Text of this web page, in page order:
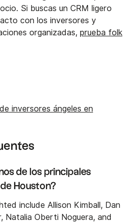
Si buscas un CRM ligero
con los inversores y
organizadas, prueba folk
inversores ángeles en
de los principales
Houston?
include Allison Kimball, Dan
Natalia Oberti Noguera, and